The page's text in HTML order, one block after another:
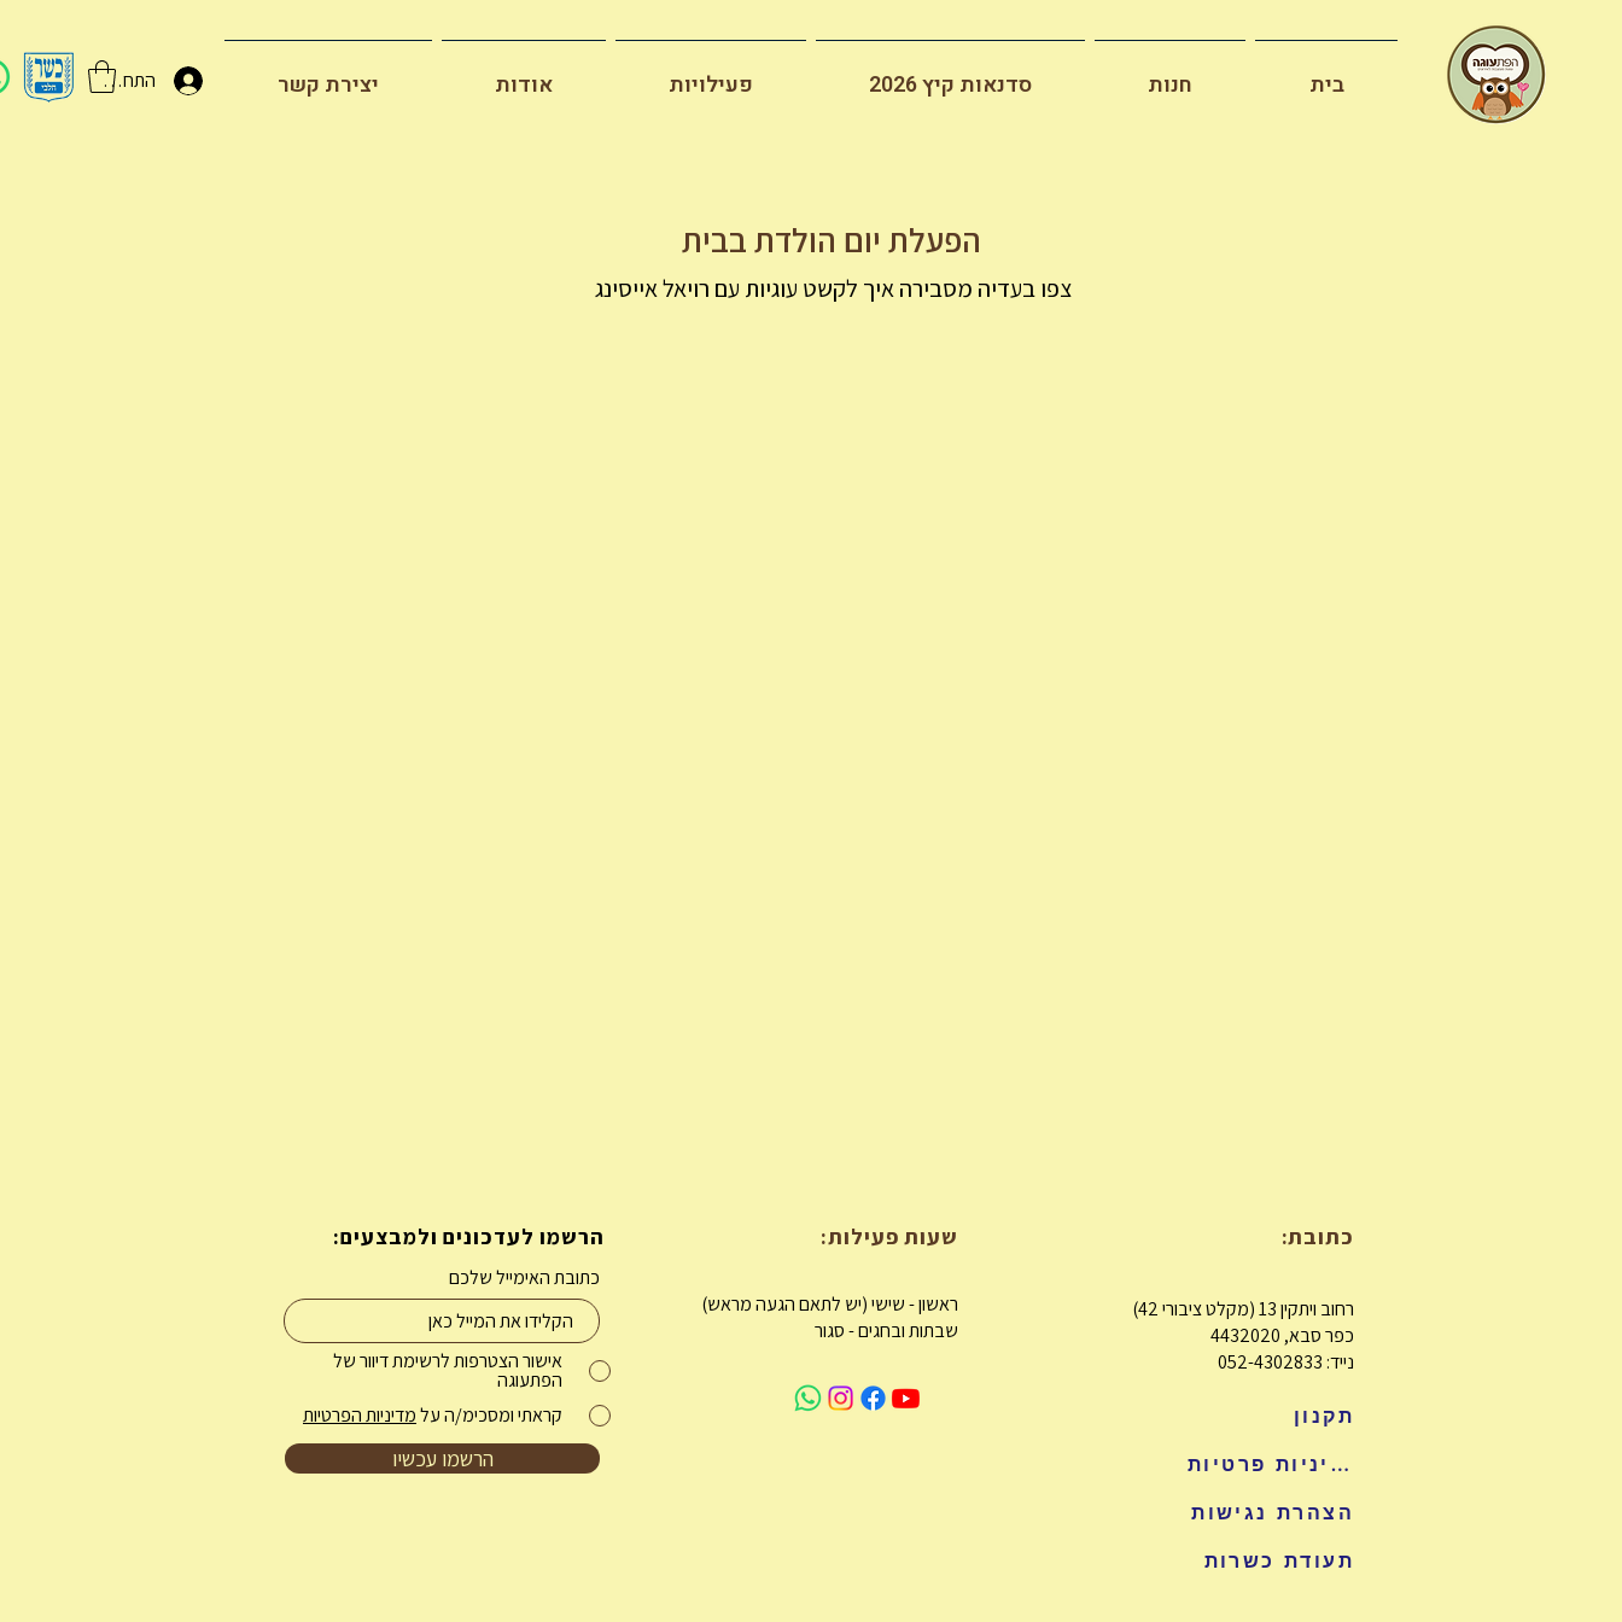
התחברות בית חנות סדנאות קיץ 2026 פעילויות אודות יצירת קשר
הפעלת יום הולדת בבית
צפו בעדיה מסבירה איך לקשט עוגיות עם רויאל אייסינג
הרשמו לעדכונים ולמבצעים:
כתובת האימייל שלכם
אישור הצטרפות לרשימת דיוור של
הפתעוגה
קראתי ומסכימ/ה עלמדיניות הפרטיות
הרשמו עכשיו
שעות פעילות:
ראשון - שישי (יש לתאם הגעה מראש)
שבתות ובחגים - סגור
כתובת:
רחוב ויתקין 13 (מקלט ציבורי 42)
כפר סבא, 4432020
נייד: 052-4302833
תקנון
מדיניות פרטיות
הצהרת נגישות
תעודת כשרות